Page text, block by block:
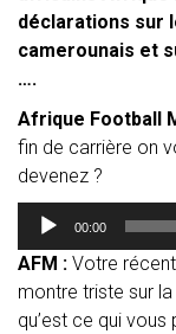
déclarations sur
camerounais et
….
Afrique Football
fin de carrière on
devenez ?
Lecteur
00:00
AFM : Votre
montre triste sur
qu’est ce qui